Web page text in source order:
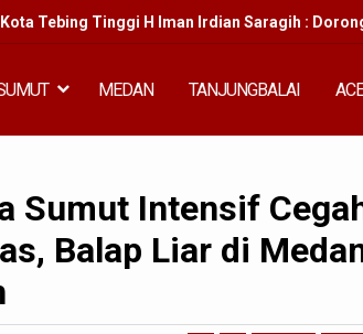
Tebing Tinggi H Iman Irdian Saragih :
MEDAN TANJUNGBALAI
Sumut Intensif
Balap Liar di